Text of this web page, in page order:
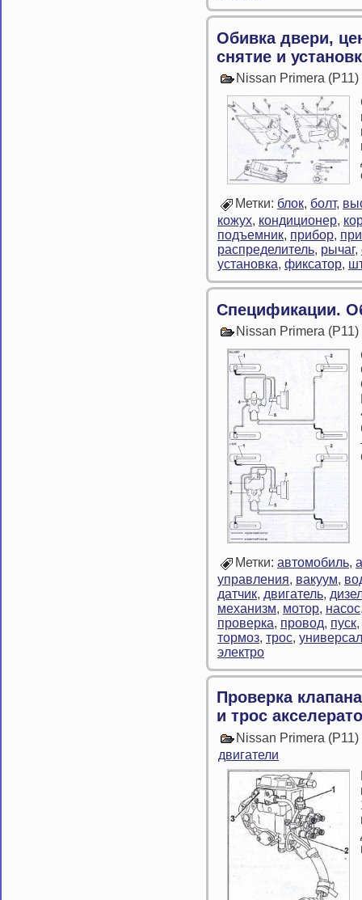
Обивка двери,
снятие и
Nissan Primera
Метки: блок, болт,
кожух, кондиционер,
подъемник, прибор,
распределитель, рычаг,
установка, фиксатор,
Спецификации.
Nissan Primera
Метки: автомобиль,
управления, вакуум,
датчик, двигатель,
механизм, мотор, насос
проверка, провод, пуск,
тормоз, трос, универсал
электро
Проверка
и трос
Nissan Primera
двигатели